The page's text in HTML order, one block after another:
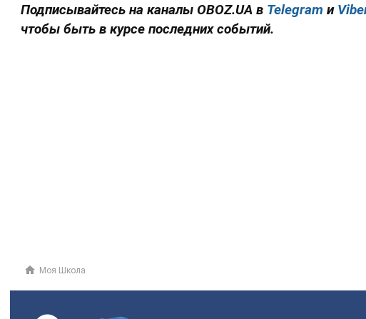
Подписывайтесь на каналы OBOZ.UA в Telegram и
чтобы быть в курсе последних событий.
Моя Школа